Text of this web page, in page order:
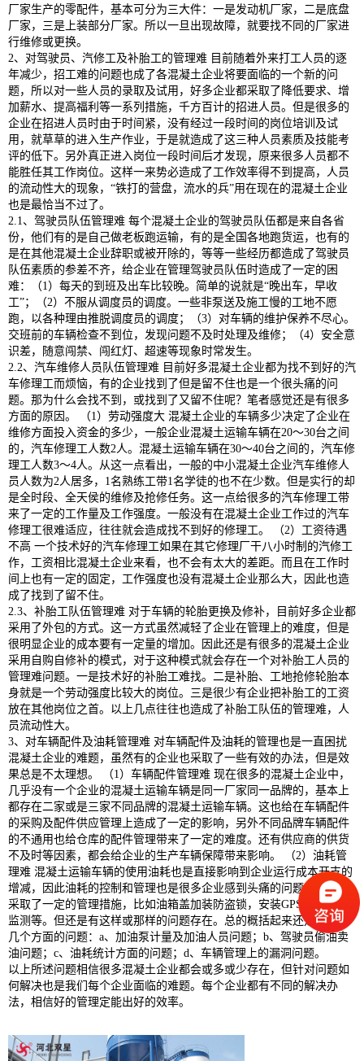
厂家生产的零配件，基本可分为三大件：一是发动机厂家，二是底盘
厂家，三是上装部分厂家。所以一旦出现故障，就要找不同的厂家进
行维修或更换。
2、对驾驶员、汽修工及补胎工的管理难 目前随着外来打工人员的逐
年减少，招工难的问题也成了各混凝土企业将要面临的一个新的问
题，所以对一些人员的录取及试用，好多企业都采取了降低要求、增
加薪水、提高福利等一系列措施，千方百计的招进人员。但是很多的
企业在招进人员时由于时间紧，没有经过一段时间的岗位培训及试
用，就草草的进入生产作业，于是就造成了这三种人员素质及技能考
评的低下。另外真正进入岗位一段时间后才发现，原来很多人员都不
能胜任其工作岗位。这样一来势必造成了工作效率得不到提高，人员
的流动性大的现象，“铁打的营盘，流水的兵”用在现在的混凝土企业
也是最恰当不过了。
2.1、驾驶员队伍管理难 每个混凝土企业的驾驶员队伍都是来自各省
份，他们有的是自己做老板跑运输，有的是全国各地跑货运，也有的
是在其他混凝土企业辞职或被开除的，等等一些经历都造成了驾驶员
队伍素质的参差不齐，给企业在管理驾驶员队伍时造成了一定的困
难：（1）每天的到班及出车比较晚。简单的说就是“晚出车，早收
工”；（2）不服从调度员的调度。一些非泵送及施工慢的工地不愿
跑，以各种理由推脱调度员的调度；（3）对车辆的维护保养不尽心。
交班前的车辆检查不到位，发现问题不及时处理及维修；（4）安全意
识差，随意闯禁、闯红灯、超速等现象时常发生。
2.2、汽车维修人员队伍管理难 目前好多混凝土企业都为找不到好的汽
车修理工而烦恼，有的企业找到了但是留不住也是一个很头痛的问
题。那为什么会找不到，或找到了又留不住呢？笔者感觉还是有很多
方面的原因。 （1）劳动强度大 混凝土企业的车辆多少决定了企业在
维修方面投入资金的多少，一般企业混凝土运输车辆在20～30台之间
的，汽车修理工人数2人。混凝土运输车辆在30～40台之间的，汽车修
理工人数3～4人。从这一点看出，一般的中小混凝土企业汽车维修人
员人数为2人居多，1名熟练工带1名学徒的也不在少数。但是实行的却
是全时段、全天侯的维修及抢修任务。这一点给很多的汽车修理工带
来了一定的工作量及工作强度。一般没有在混凝土企业工作过的汽车
修理工很难适应，往往就会造成找不到好的修理工。 （2）工资待遇
不高 一个技术好的汽车修理工如果在其它修理厂干八小时制的汽修工
作，工资相比混凝土企业来看，也不会有太大的差距。而且在工作时
间上也有一定的固定，工作强度也没有混凝土企业那么大，因此也造
成了找到了留不住。
2.3、补胎工队伍管理难 对于车辆的轮胎更换及修补，目前好多企业都
采用了外包的方式。这一方式虽然减轻了企业在管理上的难度，但是
很明显企业的成本要有一定量的增加。因此还是有很多的混凝土企业
采用自购自修补的模式，对于这种模式就会存在一个对补胎工人员的
管理难问题。一是技术好的补胎工难找。二是补胎、工地抢修轮胎本
身就是一个劳动强度比较大的岗位。三是很少有企业把补胎工的工资
放在其他岗位之首。以上几点往往也造成了补胎工队伍的管理难，人
员流动性大。
3、对车辆配件及油耗管理难 对车辆配件及油耗的管理也是一直困扰
混凝土企业的难题，虽然有的企业也采取了一些有效的办法，但是效
果总是不太理想。 （1）车辆配件管理难 现在很多的混凝土企业中，
几乎没有一个企业的混凝土运输车辆是同一厂家同一品牌的，基本上
都存在二家或是三家不同品牌的混凝土运输车辆。这也给在车辆配件
的采购及配件供应管理上造成了一定的影响，另外不同品牌车辆配件
的不通用也给仓库的配件管理带来了一定的难度。还有供应商的供货
不及时等因素，都会给企业的生产车辆保障带来影响。 （2）油耗管
理难 混凝土运输车辆的使用油耗也是直接影响到企业运行成本开支的
增减，因此油耗的控制和管理也是很多企业感到头痛的问题。虽然也
采取了一定的管理措施，比如油箱盖加装防盗锁，安装GPS中的油量
监测等。但还是有这样或那样的问题存在。总的概括起来还是有以下
几个方面的问题：a、加油泵计量及加油人员问题；b、驾驶员偷油卖
油问题；c、油耗统计方面的问题；d、车辆管理上的漏洞问题。
以上所述问题相信很多混凝土企业都会或多或少存在，但针对问题如
何解决也是我们每个企业面临的难题。每个企业都有不同的解决办
法，相信好的管理定能出好的效率。